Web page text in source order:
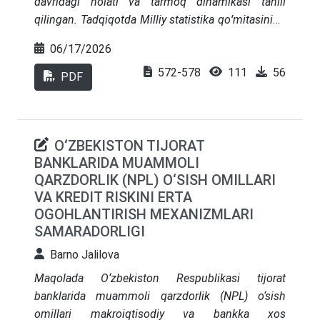
sohani yanada rivojlantirishga qaratilgan amaliy va
strategik tavsiyalar ishlab chiqilgan. Maqolada
keltirilgan xulosalar va tavsiyalar milliy
iqtisodiyotda kichik biznes sub
ektlarining
samaradorligini oshirish, ularni davlat tomonidan
takomillashtirishga xizmat qiladi.
qilingan. Tadqiqotda Milliy statistika qoʻmitasining
samaradorligi indeksi (LPI) hisobotlari hamda
tarkibiy va dinamik taqqoslama tahlil metodlari
qoʻllanilgan. Natijalarda transport xizmatlarining
raqobatbardoshligini oshirishga yoʻnaltirilgan
islohotlar aks ettirilgan. SWOT-tahlil asosida
tarmoqning kuchli va zaif tomonlari, imkoniyatlari
va tahdidlari belgilab oʻtilgan
06/17/2026
PDF 572-578 111 56
O‘ZBEKISTON TIJORAT
BANKLARIDA MUAMMOLI
QARZDORLIK (NPL) O‘SISH OMILLARI
VA KREDIT RISKINI ERTA
OGOHLANTIRISH MEXANIZMLARI
SAMARADORLIGI
Barno Jalilova
Maqolada O‘zbekiston Respublikasi tijorat
banklarida muammoli qarzdorlik (NPL) o‘sish
omillari makroiqtisodiy va bankka xos